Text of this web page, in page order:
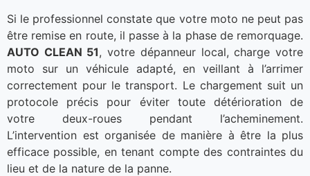
Si le professionnel constate que votre moto ne peut pas
être remise en route, il passe à la phase de remorquage.
AUTO CLEAN 51, votre dépanneur local, charge votre
moto sur un véhicule adapté, en veillant à l’arrimer
correctement pour le transport. Le chargement suit un
protocole précis pour éviter toute détérioration de
votre deux-roues pendant l’acheminement.
L’intervention est organisée de manière à être la plus
efficace possible, en tenant compte des contraintes du
lieu et de la nature de la panne.